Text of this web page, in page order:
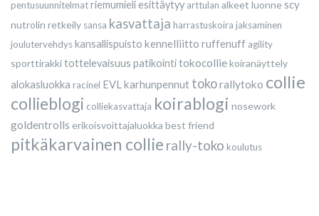
pentusuunnitelmatriemumieli esittäytyy arttulan alkeet luonnescy
nutrolin retkeily sansa kasvattaja harrastuskoira jaksaminen
joulutervehdyskansallispuisto kennelliitto ruffenuff agility
sporttirakkitottelevaisuus patikointitokocolliekoiranäyttely
alokasluokka racinel EVL karhunpennut tokorallytoko collie
collieblogi colliekasvattaja koirablogi nosework
goldentrolls erikoisvoittajaluokka best friend
pitkäkarvainen collie rally-toko koulutus